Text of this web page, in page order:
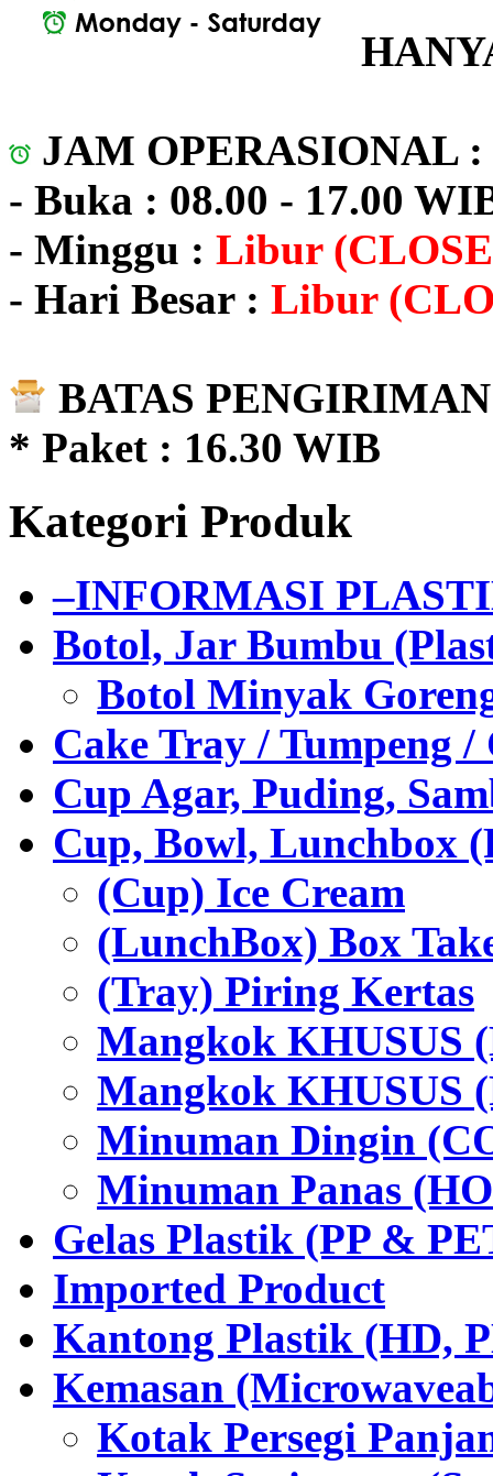
JAM OPERASIONAL :
- Buka : 08.00 - 17.00
- Minggu : Libur
- Hari Besar : Libur
BATAS
* Paket : 16.30 WIB
Kategori Produk
–INFORMASI
Botol, Jar Bumbu
Botol Minyak
Cake Tray / Tumpeng /
Cup Agar, Puding,
Cup, Bowl, Lunchbox
(Cup) Ice Cream
(LunchBox) Box
(Tray) Piring Kertas
Mangkok KHUSUS
Mangkok KHUSUS
Minuman Dingin
Minuman Panas
Gelas Plastik (PP &
Imported Product
Kantong Plastik (HD,
Kemasan
Kotak Persegi